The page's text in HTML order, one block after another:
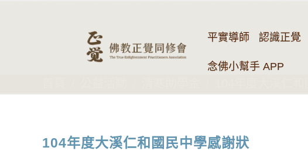
平實導師 認識正覺
念佛小幫手 APP
104年度大溪仁和國民中學感謝狀